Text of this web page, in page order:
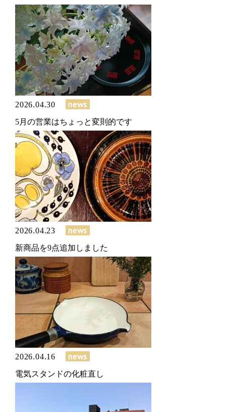
2026.04.30 news
5月の営業はちょっと変則的です
2026.04.23 news
新商品を9点追加しました
2026.04.16 news
電気スタンドの化粧直し